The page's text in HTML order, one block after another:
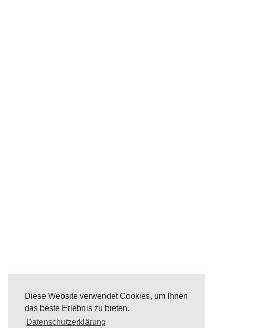
Diese Website verwendet Cookies, um Ihnen
das beste Erlebnis zu bieten.
Datenschutzerklärung